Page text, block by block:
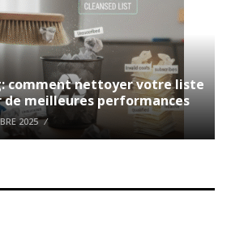
comment nettoyer votre liste
de meilleures performances
2025